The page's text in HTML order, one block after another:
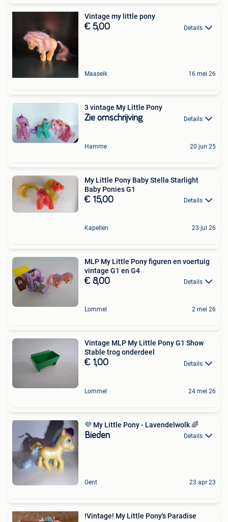
Vintage my little pony
€ 5,00 Details
Maaseik 16 mei 26
3 vintage My Little Pony
Zie omschrijving Details
Hamme 20 jun 25
My Little Pony Baby Stella Starlight
Baby Ponies G1
€ 15,00 Details
Kapellen 23 jul 26
MLP My Little Pony figuren en voertuig
vintage G1 en G4
€ 8,00 Details
Lommel 2 mei 26
Vintage MLP My Little Pony G1 Show
Stable trog onderdeel
€ 1,00 Details
Lommel 24 mei 26
💜 My Little Pony - Lavendelwolk 🌈
Bieden Details
Gent 23 apr 23
!Vintage! My Little Pony's Paradise